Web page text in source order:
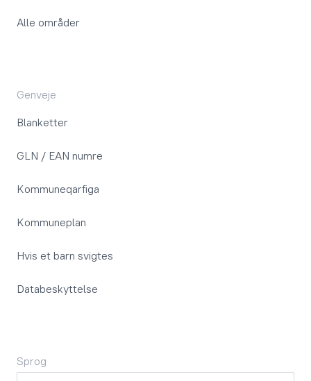
Alle områder
Genveje
Blanketter
GLN / EAN numre
Kommuneqarfiga
Kommuneplan
Hvis et barn svigtes
Databeskyttelse
Sprog
Sprog